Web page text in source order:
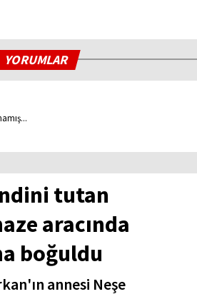
YORUMLAR
tutan
aracında
boğuldu
annesi Neşe